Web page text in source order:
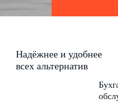
Надёжнее и удобнее
всех альтернатив